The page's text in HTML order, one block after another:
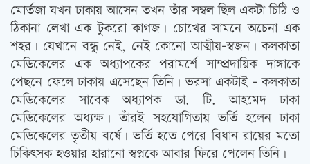
মোর্তজা যখন ঢাকায় আসেন তখন তাঁর সম্বল ছিল একটা চিঠি ও
ঠিকানা লেখা এক টুকরো কাগজ। চোখের সামনে অচেনা এক
শহর। যেখানে বন্ধু নেই, নেই কোনো আত্মীয়-স্বজন। কলকাতা
মেডিকেলের এক অধ্যাপকের পরামর্শে সাম্প্রদায়িক দাঙ্গাকে
পেছনে ফেলে ঢাকায় এসেছেন তিনি। ভরসা একটাই – কলকাতা
মেডিকেলের সাবেক অধ্যাপক ডা. টি. আহমেদ ঢাকা
মেডিকেলের অধ্যক্ষ। তাঁরই সহযোগিতায় ভর্তি হলেন ঢাকা
মেডিকেলের তৃতীয় বর্ষে। ভর্তি হতে পেরে বিধান রায়ের মতো
চিকিত্‍সক হওয়ার হারানো স্বপ্নকে আবার ফিরে পেলেন তিনি।